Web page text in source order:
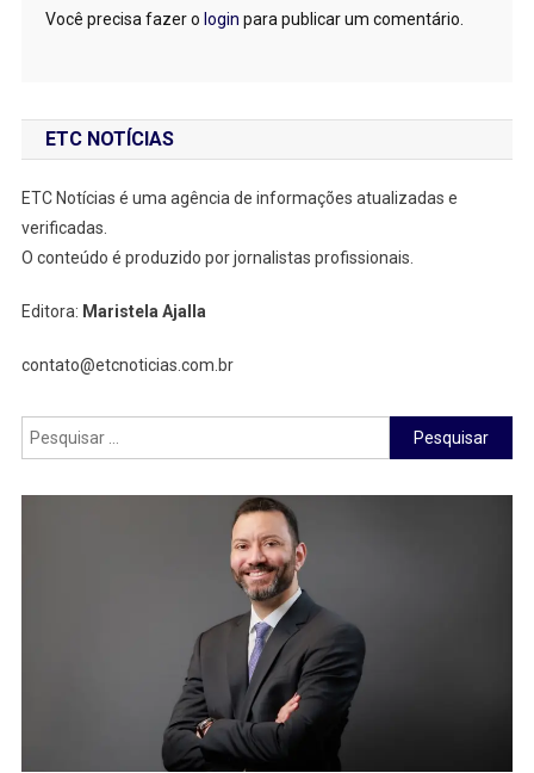
Você precisa fazer o login para publicar um comentário.
ETC NOTÍCIAS
ETC Notícias é uma agência de informações atualizadas e
verificadas.
O conteúdo é produzido por jornalistas profissionais.
Editora: Maristela Ajalla
contato@etcnoticias.com.br
Pesquisar
por: